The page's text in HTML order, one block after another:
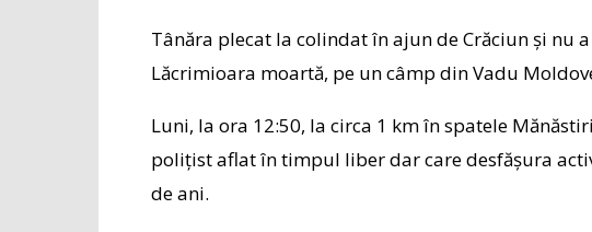
Tânăra plecat la colindat în ajun de Crăciun și nu
Lăcrimioara moartă, pe un câmp din Vadu
Luni, la ora 12:50, la circa 1 km în spatele
polițist aflat în timpul liber dar care desfășura
de ani.